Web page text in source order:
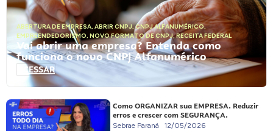
ABERTURA DE EMPRESA, ABRIR CNPJ,CNPJ ALFANUMÉRICO,
EMPREENDEDORISMO, NOVO FORMATO DE CNPJ,RECEITA FEDERAL
Vai abrir uma empresa? Entenda como
funciona o novo CNPJ Alfanumérico
ACESSAR
Como ORGANIZAR sua EMPRESA. Reduzir
erros e crescer com SEGURANÇA.
Sebrae Paraná 12/05/2026